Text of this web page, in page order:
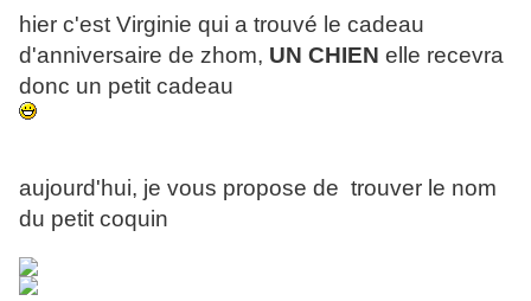
hier c'est Virginie qui a trouvé le cadeau
d'anniversaire de zhom, UN CHIEN elle recevra
donc un petit cadeau
aujourd'hui, je vous propose de trouver le nom
du petit coquin